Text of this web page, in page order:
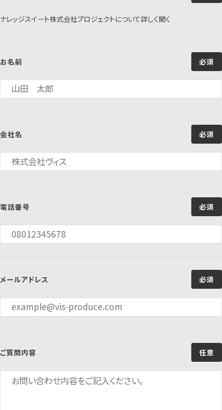
ナレッジスイート株式会社プロジェクトについて詳しく聞く
お名前 必須
会社名 必須
電話番号 必須
メールアドレス 必須
ご質問内容 任意